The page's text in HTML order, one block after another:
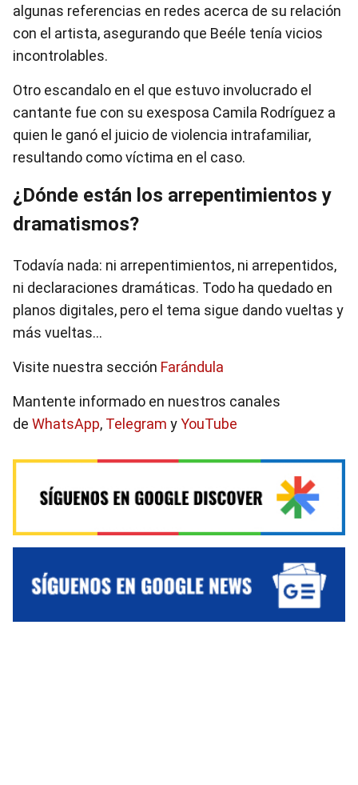
algunas referencias en redes acerca de su relación
con el artista, asegurando que Beéle tenía vicios
incontrolables.
Otro escandalo en el que estuvo involucrado el
cantante fue con su exesposa Camila Rodríguez a
quien le ganó el juicio de violencia intrafamiliar,
resultando como víctima en el caso.
¿Dónde están los arrepentimientos y
dramatismos?
Todavía nada: ni arrepentimientos, ni arrepentidos,
ni declaraciones dramáticas. Todo ha quedado en
planos digitales, pero el tema sigue dando vueltas y
más vueltas...
Visite nuestra sección Farándula
Mantente informado en nuestros canales
de WhatsApp, Telegram yYouTube